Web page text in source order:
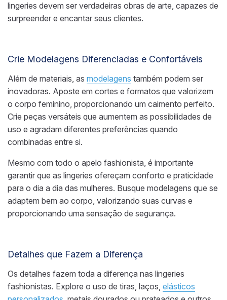
lingeries devem ser verdadeiras obras de arte, capazes de
surpreender e encantar seus clientes.
Crie Modelagens Diferenciadas e Confortáveis
Além de materiais, as modelagens também podem ser
inovadoras. Aposte em cortes e formatos que valorizem
o corpo feminino, proporcionando um caimento perfeito.
Crie peças versáteis que aumentem as possibilidades de
uso e agradam diferentes preferências quando
combinadas entre si.
Mesmo com todo o apelo fashionista, é importante
garantir que as lingeries ofereçam conforto e praticidade
para o dia a dia das mulheres. Busque modelagens que se
adaptem bem ao corpo, valorizando suas curvas e
proporcionando uma sensação de segurança.
Detalhes que Fazem a Diferença
Os detalhes fazem toda a diferença nas lingeries
fashionistas. Explore o uso de tiras, laços, elásticos